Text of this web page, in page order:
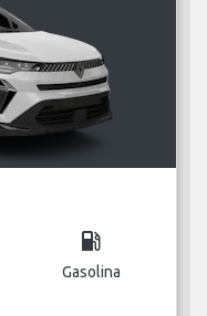
local_gas_station
Gasolina